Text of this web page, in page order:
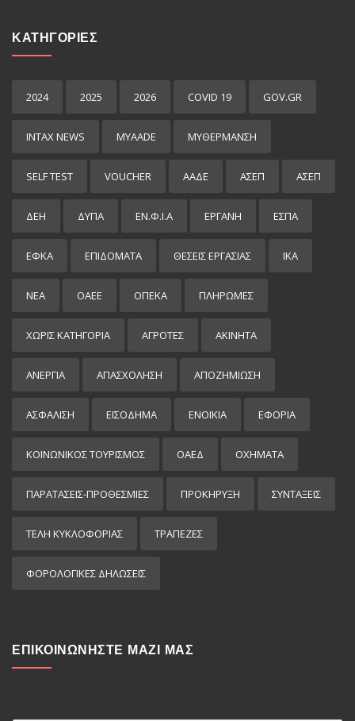
ΚΑΤΗΓΟΡΙΕΣ
2024 2025 2026 COVID 19 GOV.GR
INTAX NEWS MYAADE MYΘΈΡΜΑΝΣΗ
SELF TEST VOUCHER ΑΑΔΕ ΑΣΕΠ ΑΣΕΠ
ΔΕΗ ΔΥΠΑ ΕΝ.Φ.Ι.Α ΕΡΓΑΝΗ ΕΣΠΑ
ΕΦΚΑ ΕΠΙΔΌΜΑΤΑ ΘΕΣΕΙΣ ΕΡΓΑΣΙΑΣ ΙΚΑ
ΝΕΑ ΟΑΕΕ ΟΠΕΚΑ ΠΛΗΡΩΜΕΣ
ΧΩΡΊΣ ΚΑΤΗΓΟΡΊΑ ΑΓΡΟΤΕΣ ΑΚΙΝΗΤΑ
ΑΝΕΡΓΙΑ ΑΠΑΣΧΟΛΗΣΗ ΑΠΟΖΗΜΙΩΣΗ
ΑΣΦΑΛΙΣΗ ΕΙΣΌΔΗΜΑ ΕΝΟΙΚΙΑ ΕΦΟΡΙΑ
ΚΟΙΝΩΝΙΚΟΣ ΤΟΥΡΙΣΜΟΣ ΟΑΕΔ ΟΧΗΜΑΤΑ
ΠΑΡΑΤΑΣΕΙΣ-ΠΡΟΘΕΣΜΙΕΣ ΠΡΟΚΉΡΥΞΗ ΣΥΝΤΑΞΕΙΣ
ΤΕΛΗ ΚΥΚΛΟΦΟΡΙΑΣ ΤΡΑΠΕΖΕΣ
ΦΟΡΟΛΟΓΙΚΕΣ ΔΗΛΩΣΕΙΣ
ΕΠΙΚΟΙΝΩΝΗΣΤΕ ΜΑΖΙ ΜΑΣ